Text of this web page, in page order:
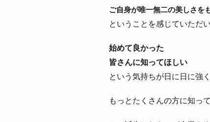
ご自身が唯一無二の美しさを
ということを感じていただ
始めて良かった
皆さんに知ってほしい
という気持ちが日に日に強
もっとたくさんの方に知っ